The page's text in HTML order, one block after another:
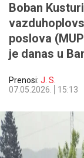
Boban
poslova
je danas u
Prenosi: J. S.
07.05.2026.
15:13